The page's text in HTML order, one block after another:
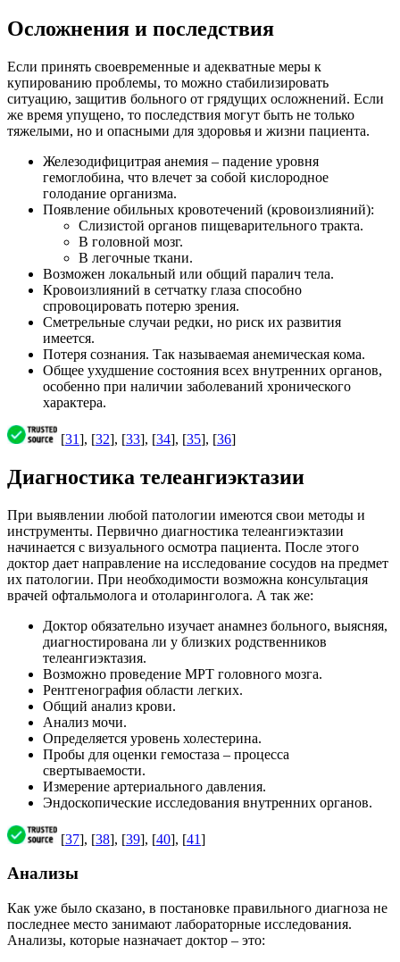
Осложнения и последствия
Если принять своевременные и адекватные меры к
купированию проблемы, то можно стабилизировать
ситуацию, защитив больного от грядущих осложнений. Если
же время упущено, то последствия могут быть не только
тяжелыми, но и опасными для здоровья и жизни пациента.
Железодифицитрая анемия – падение уровня
гемоглобина, что влечет за собой кислородное
голодание организма.
Появление обильных кровотечений (кровоизлияний):
Слизистой органов пищеварительного тракта.
В головной мозг.
В легочные ткани.
Возможен локальный или общий паралич тела.
Кровоизлияний в сетчатку глаза способно
спровоцировать потерю зрения.
Сметрельные случаи редки, но риск их развития
имеется.
Потеря сознания. Так называемая анемическая кома.
Общее ухудшение состояния всех внутренних органов,
особенно при наличии заболеваний хронического
характера.
[31], [32], [33], [34], [35], [36]
Диагностика телеангиэктазии
При выявлении любой патологии имеются свои методы и
инструменты. Первично диагностика телеангиэктазии
начинается с визуального осмотра пациента. После этого
доктор дает направление на исследование сосудов на предмет
их патологии. При необходимости возможна консультация
врачей офтальмолога и отоларинголога. А так же:
Доктор обязательно изучает анамнез больного, выясняя,
диагностирована ли у близких родственников
телеангиэктазия.
Возможно проведение МРТ головного мозга.
Рентгенография области легких.
Общий анализ крови.
Анализ мочи.
Определяется уровень холестерина.
Пробы для оценки гемостаза – процесса
свертываемости.
Измерение артериального давления.
Эндоскопические исследования внутренних органов.
[37], [38], [39], [40], [41]
Анализы
Как уже было сказано, в постановке правильного диагноза не
последнее место занимают лабораторные исследования.
Анализы, которые назначает доктор – это: